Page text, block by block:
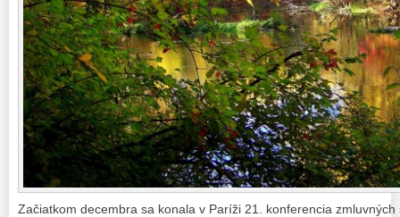
Začiatkom decembra sa konala v Paríži 21. konferencia